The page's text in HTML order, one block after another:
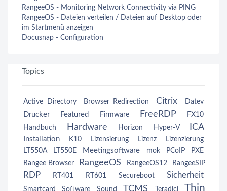
RangeeOS - Monitoring Network Connectivity via PING
RangeeOS - Dateien verteilen / Dateien auf Desktop oder
im Startmenü anzeigen
Docusnap - Configuration
Topics
Active Directory Browser Redirection Citrix Datev
Drucker Featured Firmware FreeRDP
FX10
Handbuch
Hardware Horizon Hyper-V ICA
Installation K10 Lizensierung Lizenz
Lizenzierung
LT550A
LT550E Meetingsoftware mok PCoIP
PXE
Rangee Browser
RangeeOS RangeeOS12 RangeeSIP
RDP RT401 RT601 Secureboot Sicherheit
Smartcard Software Sound TCMS Teradici Thin